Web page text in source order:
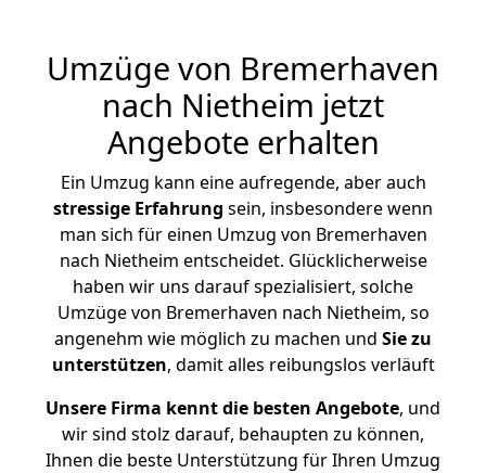
Umzüge von Bremerhaven
nach Nietheim jetzt
Angebote erhalten
Ein Umzug kann eine aufregende, aber auch
stressige Erfahrung sein, insbesondere wenn
man sich für einen Umzug von Bremerhaven
nach Nietheim entscheidet. Glücklicherweise
haben wir uns darauf spezialisiert, solche
Umzüge von Bremerhaven nach Nietheim, so
angenehm wie möglich zu machen und Sie zu
unterstützen, damit alles reibungslos verläuft
Unsere Firma kennt die besten Angebote, und
wir sind stolz darauf, behaupten zu können,
Ihnen die beste Unterstützung für Ihren Umzug